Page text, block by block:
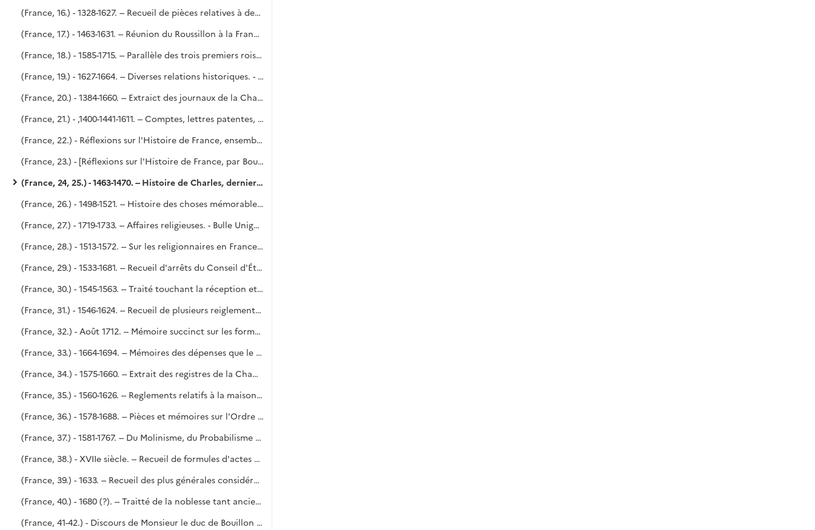
(France, 16.) - 1328-1627. -- Recueil de pièces relatives à des condamnations portées contre des financiers. - Richelieu (?).
(France, 17.) - 1463-1631. -- Réunion du Roussillon à la France (1463). - Procès criminels, notamment du connétable de Saint-Pol (1475). - Édits et lettres politiques de Charles IX, de Catherine de Médicis, etc. - Dialogus habitus in conventu Caletano (août-novembre 1521). - Des droits du Roi sur les comtés de Flandres et d'Artois [par Godefroy] (1631). - La première partie du volume vient peut-être de Richelieu ; la seconde partie vient de Godefroy.
(France, 18.) - 1585-1715. -- Parallèle des trois premiers rois Bourbons, par le duc de Saint-Simon (mai 1746). - Saint-Simon, n° 147 de l'Inventaire dressé, après la mort de Saint-Simon, par Me Delaleu, notaire à Paris.
(France, 19.) - 1627-1664. -- Diverses relations historiques. - Siège de la Rochelle, secours de Cazal et reddition de Montauban (1627-1629) [par Mervaulx]. (Voy. le P. Lelong, n° 12 483.) - Rupture de Richelieu et de la Reine mère (1630-1631). - Prise et reprise de Corbie (1636). - Affaires extérieures sous Mazarin. - Élection d'Innocent X (1644). - Saint-Simon.
(France, 20.) - 1384-1660. -- Extraict des journaux de la Chambre des Comptes de Paris.
(France, 21.) - ,1400-1441-1611. -- Comptes, lettres patentes, traités et autres pièces politiques. - Pièces de polémique religieuse. - Une partie du volume vient de Richelieu, une autre de Godefroy.
(France, 22.) - Réflexions sur l'Histoire de France, ensemble les Assemblées des Parlemens et États généraux, par M. le comte de Boulainvilliers.
(France, 23.) - [Réflexions sur l'Histoire de France, par Boulainvilliers.]
(France, 24, 25.) - 1463-1470. -- Histoire de Charles, dernier duc de Bourgogne, escripte par G. Chastelain, son historiographe. - Richelieu (?).
(France, 26.) - 1498-1521. -- Histoire des choses mémorables advenues du règne des rois Louis XIIme et François Ier jusques en l'an 1521, par messire Robert de la Marck, seigneur de Fleurange. - Copié sur le manuscrit du fonds Dupuy, n° 107.
(France, 27.) - 1719-1733. -- Affaires religieuses. - Bulle Unigenitus. - Religionnaires. - Convulsionnaires. - Matières bénéficiales. - Vie du P. de Bérulle, rédigée en 1750, probablement par Le Dran. - Saint-Simon, en partie.
(France, 28.) - 1513-1572. -- Sur les religionnaires en France dans le XVIe siècle jusqu'au massacre de la Saint-Barthélemy ; manuscrit rédigé en 1717, par Le Dran.
(France, 29.) - 1533-1681. -- Recueil d'arrêts du Conseil d'État, règlements, déclarations du Roi et pièces analogues, notamment sur les secrétaires d'État, les offices de judicature et les monnaies.
(France, 30.) - 1545-1563. -- Traité touchant la réception et l'autorité du Concile de Trente en France, par Le Dran. - Traité de ce qui s'est fait et pratiqué par les Empereurs et les Rois au sujet de la juridiction criminelle sur les Ecclésiastiques.
(France, 31.) - 1546-1624. -- Recueil de plusieurs reiglements faicts en divers temps et par divers Roys pour establir un bon ordre en leur Maison, affaires de leur Estat et Conseilz.
(France, 32.) - Août 1712. -- Mémoire succinct sur les formalités desquelles nécessairement la renonciation du Roy d'Espagne, tant pour lui que pour sa postérité, doit estre revestue en France pour y estre justement et stablement validée. par le duc de Saint-Simon. - Saint-Simon, n° 135 de l'Inventaire.
(France, 33.) - 1664-1694. -- Mémoires des dépenses que le Roy a faites dans ses bâtiments depuis l'année 1664 jusques en l'année 1690 inclusivement, par G. M. - Estat et menu général de la Chambre aux deniers du Roy, année 1694.
(France, 34.) - 1575-1660. -- Extrait des registres de la Chambre des comptes.
(France, 35.) - 1560-1626. -- Reglements relatifs à la maison du Roi et aux principaux officiers servans en icelle. - En tête du volume, une lettre de la reine Catherine au roi Charles IX après sa majorité et une relation de ce qui se passa à Orléans le lendemain de la mort de François II (6 décembre 1560), tirée des registres de M. de Laubespine, secrétaire d'État. - Copié sur le n° 218 du fonds Dupuy. (Voy. le P. Lelong, n° 32 377.)
(France, 36.) - 1578-1688. -- Pièces et mémoires sur l'Ordre du Saint-Esprit. - Saint-Simon (?).
(France, 37.) - 1581-1767. -- Du Molinisme, du Probabilisme et de la doctrine des Jésuites ; huit dissertations, par N. Le Dran.
(France, 38.) - XVIIe siècle. -- Recueil de formules d'actes émanant de l'autorité royale (Brevets, Commissions, Provisions, Survivances, etc.).
(France, 39.) - 1633. -- Recueil des plus générales considérations servant au maniment des affaires publiques, par M. de Béthune.
(France, 40.) - 1680 (?). -- Traitté de la noblesse tant ancienne que moderne, fiefs, cavaleries et tournois. - Saint-Simon, n° 1 de l'Inventaire.
(France, 41-42.) - Discours de Monsieur le duc de Bouillon contenant l'histoire de sa vie, à Monseigneur son fils. -- De Mesmes. Copié sur le n° 82 du fonds Dupuy.